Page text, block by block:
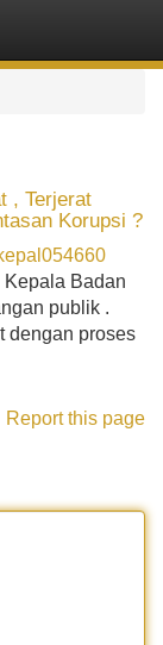
, Terjerat
Korupsi ?
Kepala Badan
publik .
dengan proses
Report this page